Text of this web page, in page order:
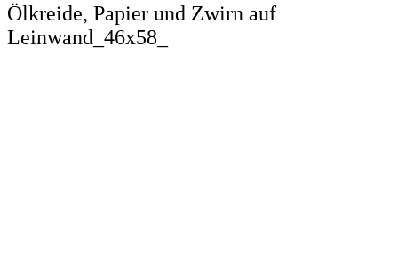
Ölkreide, Papier und Zwirn auf
Leinwand_46x58_